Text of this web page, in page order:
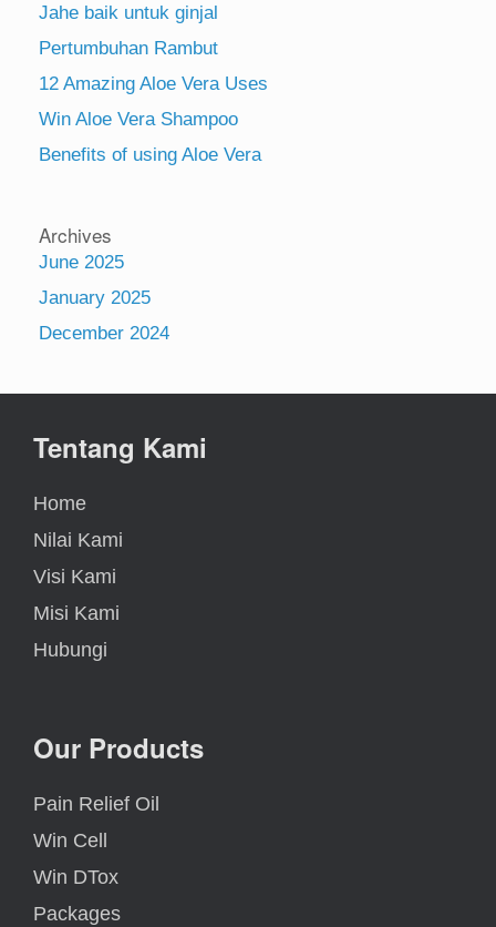
Jahe baik untuk ginjal
Pertumbuhan Rambut
12 Amazing Aloe Vera Uses
Win Aloe Vera Shampoo
Benefits of using Aloe Vera
Archives
June 2025
January 2025
December 2024
Tentang Kami
Home
Nilai Kami
Visi Kami
Misi Kami
Hubungi
Our Products
Pain Relief Oil
Win Cell
Win DTox
Packages